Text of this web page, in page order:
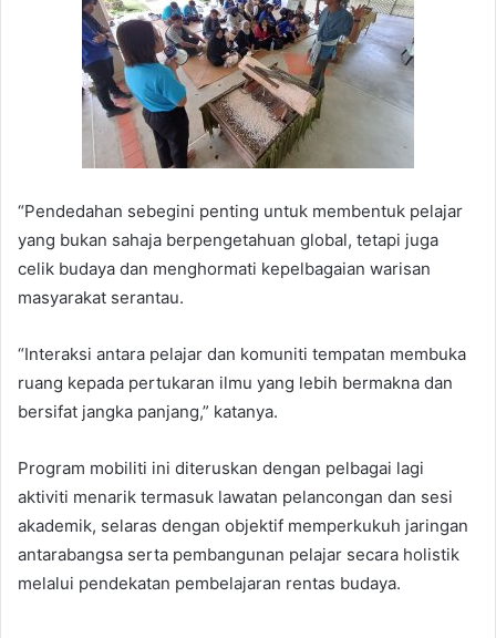
“Pendedahan sebegini penting untuk membentuk pelajar
yang bukan sahaja berpengetahuan global, tetapi juga
celik budaya dan menghormati kepelbagaian warisan
masyarakat serantau.
“Interaksi antara pelajar dan komuniti tempatan membuka
ruang kepada pertukaran ilmu yang lebih bermakna dan
bersifat jangka panjang,” katanya.
Program mobiliti ini diteruskan dengan pelbagai lagi
aktiviti menarik termasuk lawatan pelancongan dan sesi
akademik, selaras dengan objektif memperkukuh jaringan
antarabangsa serta pembangunan pelajar secara holistik
melalui pendekatan pembelajaran rentas budaya.